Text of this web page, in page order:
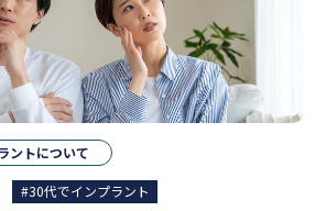
ントについて
#30代でインプラント